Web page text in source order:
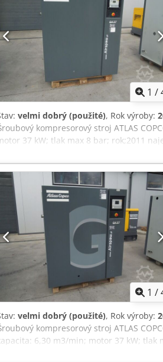
1 /
velmi dobrý (použité), Rok výroby:
kompresorový stroj ATLAS
37 kW; tlak max 8 bar; rok;2011
1 /
velmi dobrý (použité), Rok výroby:
kompresorový stroj ATLAS
6,30 m3/min; motor 37 kW;